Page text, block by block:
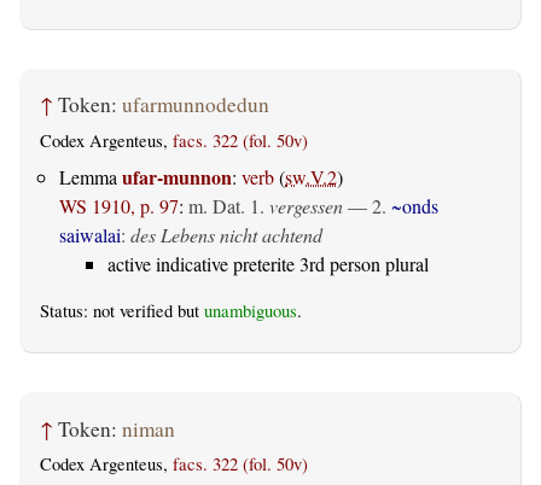
↑ Token: ufarmunnodedun
Codex Argenteus, facs. 322 (fol. 50v)
Lemma ufar-munnon: verb(sw.V.2)
WS 1910, p. 97: m. Dat. 1. vergessen— 2. ~onds
saiwalai: des Lebens nicht achtend
active indicative preterite 3rd person plural
Status: not verified but unambiguous.
↑ Token: niman
Codex Argenteus, facs. 322 (fol. 50v)